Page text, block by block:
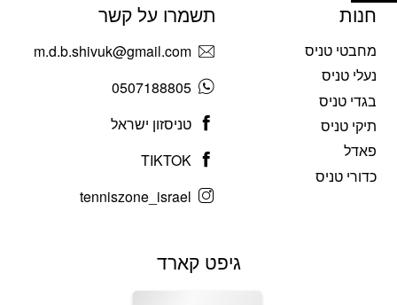
חנות
מחבטי טניס
נעלי טניס
בגדי טניס
תיקי טניס
פאדל
כדורי טניס
תשמרו על קשר
m.d.b.shivuk@gmail.com
0507188805
טניסזון ישראל
TIKTOK
tenniszone_israel
גיפט קארד